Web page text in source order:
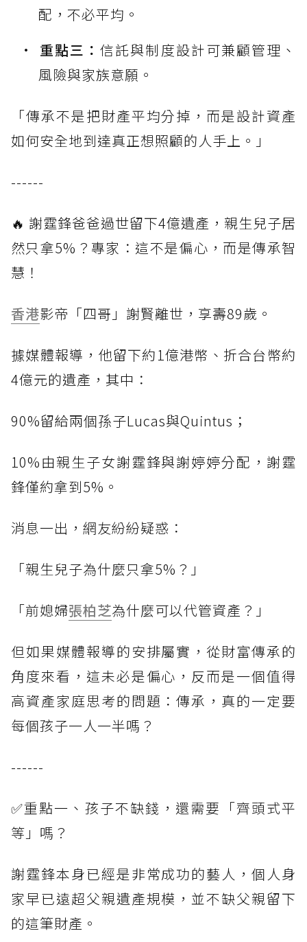
配，不必平均。
重點三：信託與制度設計可兼顧管理、
風險與家族意願。
「傳承不是把財產平均分掉，而是設計資產
如何安全地到達真正想照顧的人手上。」
------
🔥 謝霆鋒爸爸過世留下4億遺產，親生兒子居
然只拿5%？專家：這不是偏心，而是傳承智
慧！
香港影帝「四哥」謝賢離世，享壽89歲。
據媒體報導，他留下約1億港幣、折合台幣約
4億元的遺產，其中：
90%留給兩個孫子Lucas與Quintus；
10%由親生子女謝霆鋒與謝婷婷分配，謝霆
鋒僅約拿到5%。
消息一出，網友紛紛疑惑：
「親生兒子為什麼只拿5%？」
「前媳婦張柏芝為什麼可以代管資產？」
但如果媒體報導的安排屬實，從財富傳承的
角度來看，這未必是偏心，反而是一個值得
高資產家庭思考的問題：傳承，真的一定要
每個孩子一人一半嗎？
------
✅重點一、孩子不缺錢，還需要「齊頭式平
等」嗎？
謝霆鋒本身已經是非常成功的藝人，個人身
家早已遠超父親遺產規模，並不缺父親留下
的這筆財產。